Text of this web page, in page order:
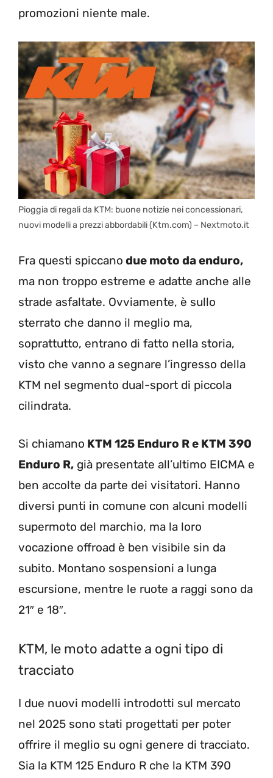
promozioni niente male.
Pioggia di regali da KTM: buone notizie nei concessionari,
nuovi modelli a prezzi abbordabili (Ktm.com) – Nextmoto.it
Fra questi spiccano due moto da enduro,
ma non troppo estreme e adatte anche alle
strade asfaltate. Ovviamente, è sullo
sterrato che danno il meglio ma,
soprattutto, entrano di fatto nella storia,
visto che vanno a segnare l’ingresso della
KTM nel segmento dual-sport di piccola
cilindrata.
Si chiamano KTM 125 Enduro R e KTM 390
Enduro R, già presentate all’ultimo EICMA e
ben accolte da parte dei visitatori. Hanno
diversi punti in comune con alcuni modelli
supermoto del marchio, ma la loro
vocazione offroad è ben visibile sin da
subito. Montano sospensioni a lunga
escursione, mentre le ruote a raggi sono da
21″ e 18″.
KTM, le moto adatte a ogni tipo di
tracciato
I due nuovi modelli introdotti sul mercato
nel 2025 sono stati progettati per poter
offrire il meglio su ogni genere di tracciato.
Sia la KTM 125 Enduro R che la KTM 390